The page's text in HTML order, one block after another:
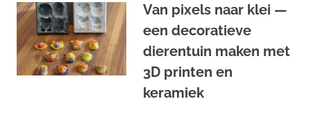
Van pixels naar klei —
een decoratieve
dierentuin maken met
3D printen en
keramiek